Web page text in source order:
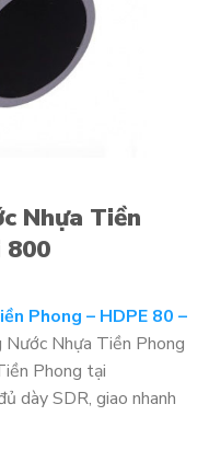
Nhựa Tiền
800
Phong – HDPE 80 –
Nhựa Tiền Phong
Phong tại
dày SDR, giao nhanh